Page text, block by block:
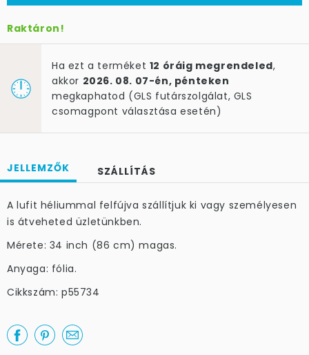
Raktáron!
Ha ezt a terméket 12 óráig megrendeled,
akkor 2026. 08. 07-én, pénteken
megkaphatod (GLS futárszolgálat, GLS
csomagpont választása esetén)
JELLEMZŐK SZÁLLÍTÁS
A lufit héliummal felfújva szállítjuk ki vagy személyesen
is átveheted üzletünkben.
Mérete: 34 inch (86 cm) magas.
Anyaga: fólia.
Cikkszám: p55734